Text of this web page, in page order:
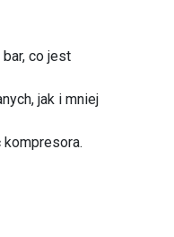
co jest
jak i mniej
kompresora.